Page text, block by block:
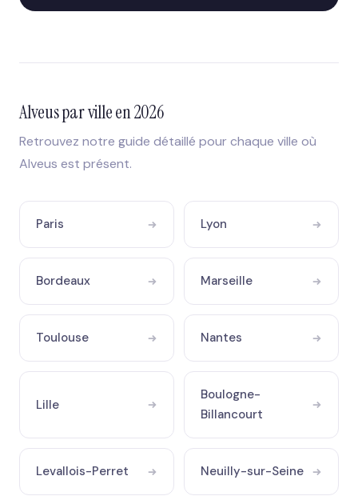
Alveus par ville en 2026
Retrouvez notre guide détaillé pour chaque ville où
Alveus est présent.
Paris Lyon
Bordeaux Marseille
Toulouse Nantes
Lille
Boulogne-
Billancourt
Levallois-Perret Neuilly-sur-Seine